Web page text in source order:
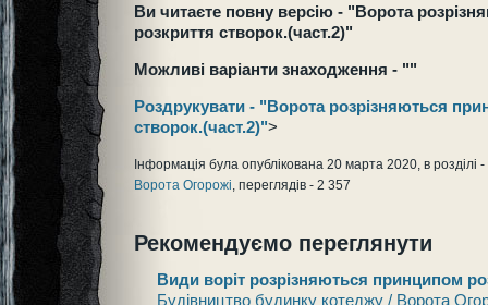
Ви читаєте повну версію - "Ворота
розкриття створок.(част.2)"
Можливі варіанти знаходження - ""
Роздрукувати - "Ворота розрізняються
створок.(част.2)">
Інформація була опублікована 20 марта 2020, в розділі -
Ворота Огорожі, переглядів - 2 357
Рекомендуємо переглянути
Види воріт розрізняються принципом
Будівництво будинку котеджу / Ворота